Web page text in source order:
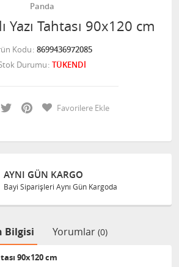
Panda
Yazı Tahtası 90x120 cm
Kodu 8699436972085
Durumu TÜKENDİ
Facebook
Twitter PinterestFavorilere Ekle
AYNI GÜN KARGO
Bayi Siparişleri Aynı Gün Kargoda
Bilgisi Yorumlar (0)
90x120 cm